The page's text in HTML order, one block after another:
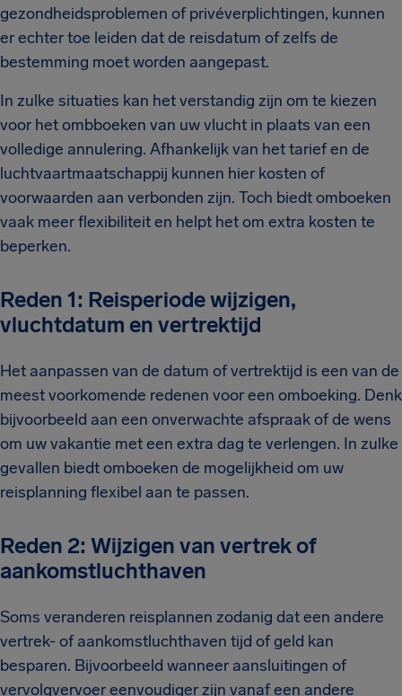
gezondheidsproblemen of privéverplichtingen, kunnen
er echter toe leiden dat de reisdatum of zelfs de
bestemming moet worden aangepast.
In zulke situaties kan het verstandig zijn om te kiezen
voor het ombboeken van uw vlucht in plaats van een
volledige annulering. Afhankelijk van het tarief en de
luchtvaartmaatschappij kunnen hier kosten of
voorwaarden aan verbonden zijn. Toch biedt omboeken
vaak meer flexibiliteit en helpt het om extra kosten te
beperken.
Reden 1: Reisperiode wijzigen,
vluchtdatum en vertrektijd
Het aanpassen van de datum of vertrektijd is een van de
meest voorkomende redenen voor een omboeking. Denk
bijvoorbeeld aan een onverwachte afspraak of de wens
om uw vakantie met een extra dag te verlengen. In zulke
gevallen biedt omboeken de mogelijkheid om uw
reisplanning flexibel aan te passen.
Reden 2: Wijzigen van vertrek of
aankomstluchthaven
Soms veranderen reisplannen zodanig dat een andere
vertrek- of aankomstluchthaven tijd of geld kan
besparen. Bijvoorbeeld wanneer aansluitingen of
vervolgvervoer eenvoudiger zijn vanaf een andere